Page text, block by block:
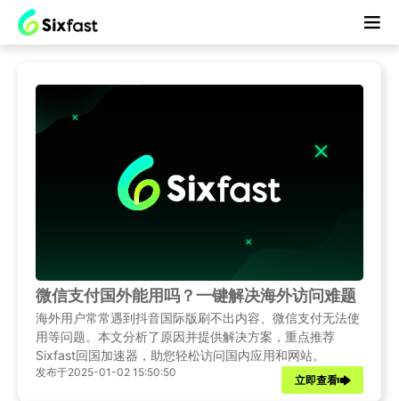
微信支付国外能用吗？一键解决海外访问难题
海外用户常常遇到抖音国际版刷不出内容、微信支付无法使
用等问题。本文分析了原因并提供解决方案，重点推荐
Sixfast回国加速器，助您轻松访问国内应用和网站。
发布于2025-01-02 15:50:50
立即查看